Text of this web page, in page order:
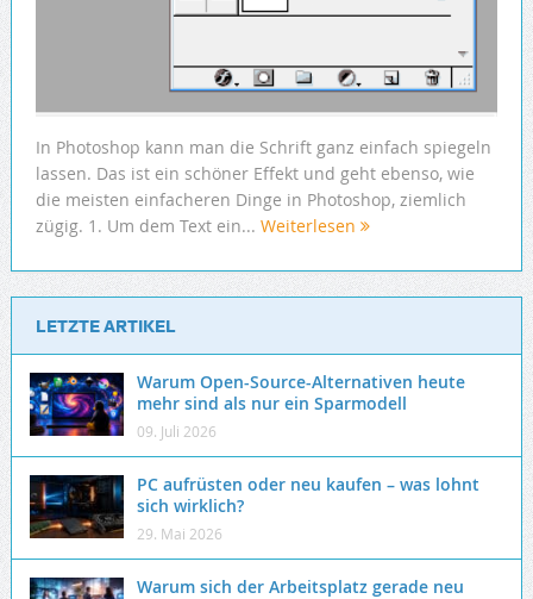
In Photoshop kann man die Schrift ganz einfach spiegeln
lassen. Das ist ein schöner Effekt und geht ebenso, wie
die meisten einfacheren Dinge in Photoshop, ziemlich
zügig. 1. Um dem Text ein... Weiterlesen
LETZTE ARTIKEL
Warum Open-Source-Alternativen heute
mehr sind als nur ein Sparmodell
09. Juli 2026
PC aufrüsten oder neu kaufen – was lohnt
sich wirklich?
29. Mai 2026
Warum sich der Arbeitsplatz gerade neu